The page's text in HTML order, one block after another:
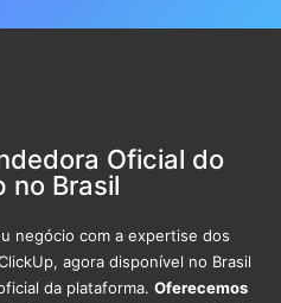
Oficial do
no Brasil
negócio com a expertise dos
agora disponível no Brasil
da plataforma. Oferecemos